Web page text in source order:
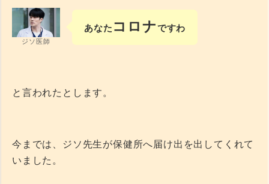
ジソ医師
あなた コロナですわ
と言われたとします。
今までは、ジソ先生が保健所へ届け出を出してくれて
いました。